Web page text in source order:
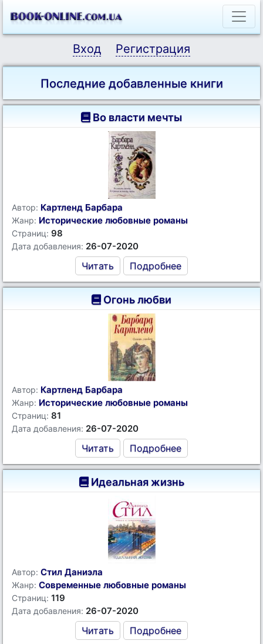
Вход Регистрация
Последние добавленные книги
Во власти мечты
Автор: Картленд Барбара
Жанр: Исторические любовные романы
Страниц: 98
Дата добавления: 26-07-2020
Читать Подробнее
Огонь любви
Автор: Картленд Барбара
Жанр: Исторические любовные романы
Страниц: 81
Дата добавления: 26-07-2020
Читать Подробнее
Идеальная жизнь
Автор: Стил Даниэла
Жанр: Современные любовные романы
Страниц: 119
Дата добавления: 26-07-2020
Читать Подробнее